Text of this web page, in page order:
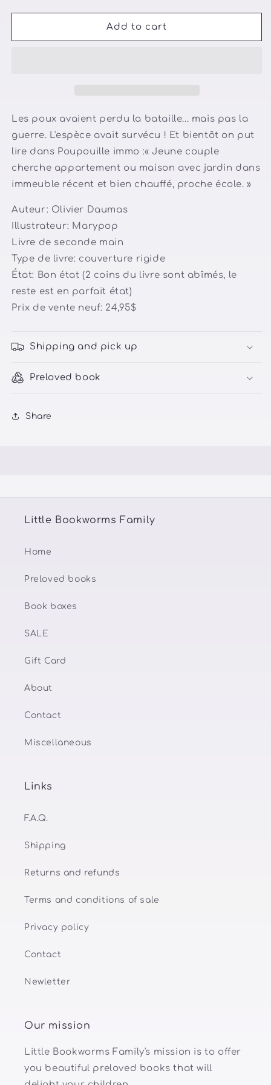
for
guerre
for
guerre
Add to cart
Les poux avaient perdu la bataille... mais pas la
guerre. L'espèce avait survécu ! Et bientôt on put
lire dans Poupouille immo :« Jeune couple
cherche appartement ou maison avec jardin dans
immeuble récent et bien chauffé, proche école. »
Auteur: Olivier Daumas
Illustrateur: Marypop
Livre de seconde main
Type de livre: couverture rigide
État: Bon état (2 coins du livre sont abîmés, le
reste est en parfait état)
Prix de vente neuf: 24,95$
Shipping and pick up
Preloved book
Share
Little Bookworms Family
Home
Preloved books
Book boxes
SALE
Gift Card
About
Contact
Miscellaneous
Links
F.A.Q.
Shipping
Returns and refunds
Terms and conditions of sale
Privacy policy
Contact
Newletter
Our mission
Little Bookworms Family's mission is to offer
you beautiful preloved books that will